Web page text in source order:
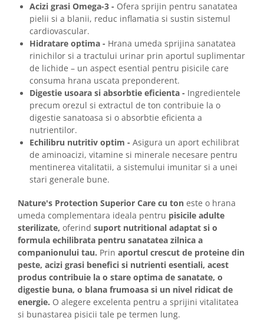
Acizi grasi Omega-3 - Ofera sprijin pentru sanatatea
pielii si a blanii, reduc inflamatia si sustin sistemul
cardiovascular.
Hidratare optima - Hrana umeda sprijina sanatatea
rinichilor si a tractului urinar prin aportul suplimentar
de lichide – un aspect esential pentru pisicile care
consuma hrana uscata preponderent.
Digestie usoara si absorbtie eficienta - Ingredientele
precum orezul si extractul de ton contribuie la o
digestie sanatoasa si o absorbtie eficienta a
nutrientilor.
Echilibru nutritiv optim - Asigura un aport echilibrat
de aminoacizi, vitamine si minerale necesare pentru
mentinerea vitalitatii, a sistemului imunitar si a unei
stari generale bune.
Nature's Protection Superior Care cu ton este o hrana
umeda complementara ideala pentru pisicile adulte
sterilizate, oferind suport nutritional adaptat si o
formula echilibrata pentru sanatatea zilnica a
companionului tau. Prin aportul crescut de proteine din
peste, acizi grasi benefici si nutrienti esentiali, acest
produs contribuie la o stare optima de sanatate, o
digestie buna, o blana frumoasa si un nivel ridicat de
energie. O alegere excelenta pentru a sprijini vitalitatea
si bunastarea pisicii tale pe termen lung.